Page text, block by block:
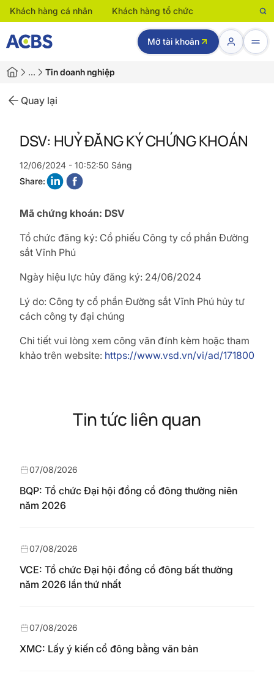
Khách hàng cá nhân Khách hàng tổ chức
Mở tài khoản
… Tin doanh nghiệp
Quay lại
DSV: HUỶ ĐĂNG KÝ CHỨNG KHOÁN
12/06/2024 - 10:52:50 Sáng
Share:
Mã chứng khoán: DSV
Tổ chức đăng ký: Cổ phiếu Công ty cổ phần Đường
sắt Vĩnh Phú
Ngày hiệu lực hủy đăng ký: 24/06/2024
Lý do: Công ty cổ phần Đường sắt Vĩnh Phú hủy tư
cách công ty đại chúng
Chi tiết vui lòng xem công văn đính kèm hoặc tham
khảo trên website: https://www.vsd.vn/vi/ad/171800
Tin tức liên quan
BQP: Tổ chức Đại hội đồng cổ đông thường niên
năm 2026
07/08/2026
VCE: Tổ chức Đại hội đồng cổ đông bất thường
năm 2026 lần thứ nhất
07/08/2026
XMC: Lấy ý kiến cổ đông bằng văn bản
07/08/2026